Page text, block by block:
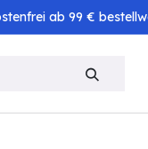
ab 99 €